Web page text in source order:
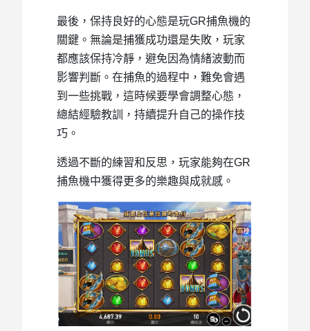
最後，保持良好的心態是玩GR捕魚機的
關鍵。無論是捕獲成功還是失敗，玩家
都應該保持冷靜，避免因為情緒波動而
影響判斷。在捕魚的過程中，難免會遇
到一些挑戰，這時候要學會調整心態，
總結經驗教訓，持續提升自己的操作技
巧。
透過不斷的練習和反思，玩家能夠在GR
捕魚機中獲得更多的樂趣與成就感。